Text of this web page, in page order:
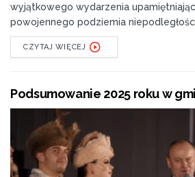
wyjątkowego wydarzenia
powojennego podziemia
CZYTAJ WIĘCEJ
Podsumowanie 2025 roku w